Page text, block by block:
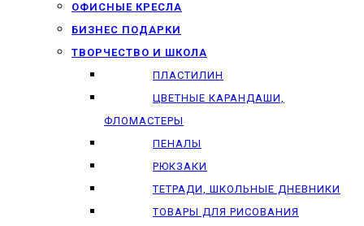
ОФИСНЫЕ КРЕСЛА
БИЗНЕС ПОДАРКИ
ТВОРЧЕСТВО И ШКОЛА
ПЛАСТИЛИН
ЦВЕТНЫЕ КАРАНДАШИ,
ФЛОМАСТЕРЫ
ПЕНАЛЫ
РЮКЗАКИ
ТЕТРАДИ, ШКОЛЬНЫЕ ДНЕВНИКИ
ТОВАРЫ ДЛЯ РИСОВАНИЯ